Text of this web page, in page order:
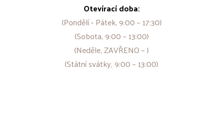
Otevírací doba:
(Pondělí - Pátek, 9:00 – 17:30)
(Sobota, 9:00 – 13:00)
(Neděle, ZAVŘENO – )
(Státní svátky, 9:00 – 13:00)